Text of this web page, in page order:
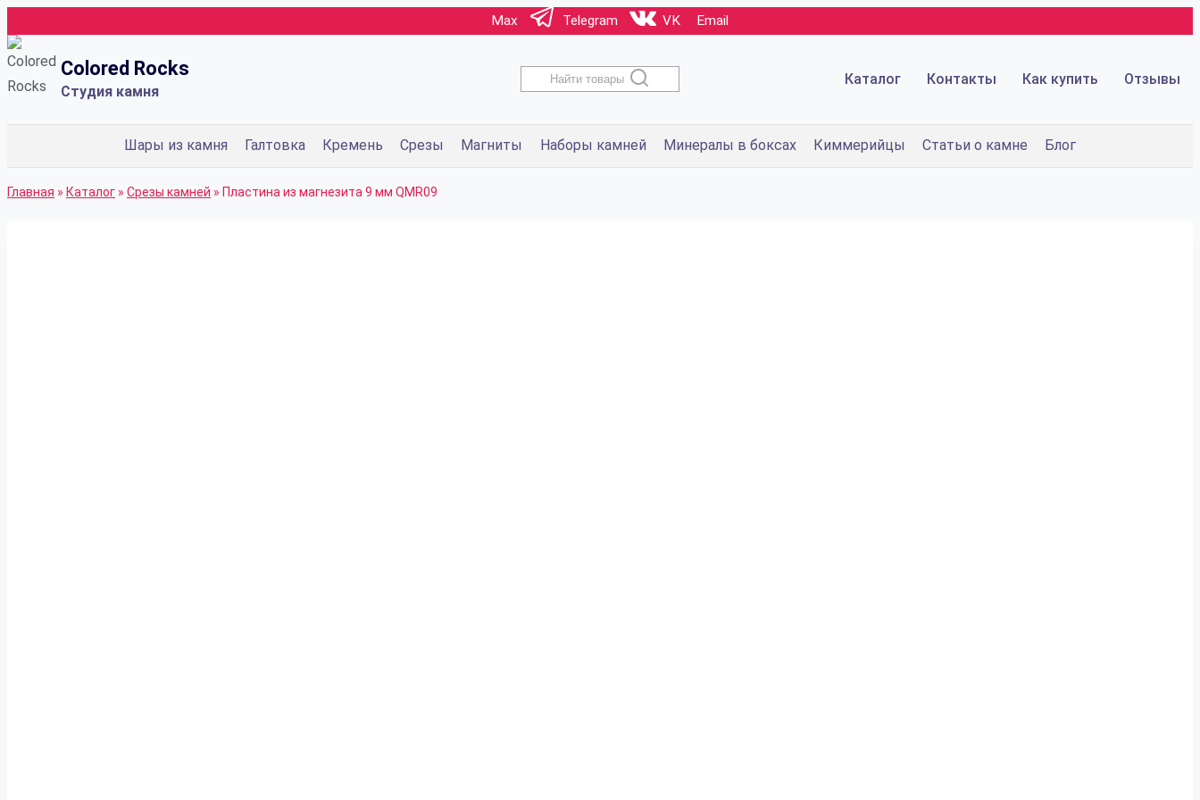
к
содержимому
Max Telegram VK Email
Colored Rocks
Студия камня
Найти товары Каталог Контакты Как купить Отзывы
Шары из камня Галтовка Кремень Срезы Магниты Наборы камней Минералы в боксах Киммерийцы Статьи о камне Блог
Главная » Каталог » Срезы камней » Пластина из магнезита 9 мм QMR09